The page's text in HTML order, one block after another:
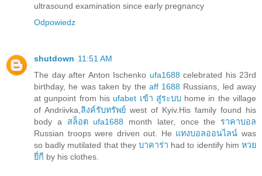
ultrasound examination since early pregnancy
Odpowiedz
shutdown 11:51 AM
The day after Anton Ischenko ufa1688 celebrated his 23rd
birthday, he was taken by the aff 1688 Russians, led away
at gunpoint from his ufabet เข้า สู่ระบบhome in the village
of Andriivka, ลิงค์รับทรัพย์ west of Kyiv.His family found his
body a สล็อต ufa1688 month later, once the ราคาบอล
Russian troops were driven out. He แทงบอลออนไลน์ was
so badly mutilated that they บาคาร่า had to identify him หวย
ยี่กี by his clothes.